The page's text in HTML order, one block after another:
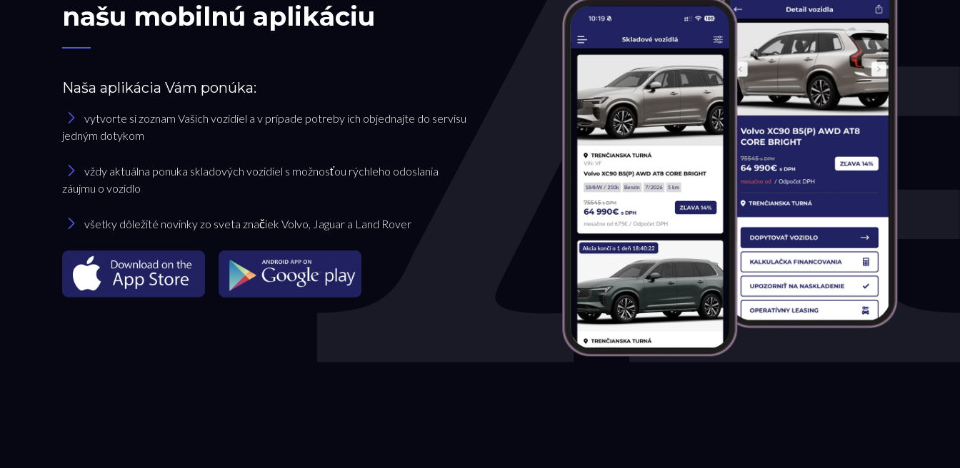
našu mobilnú aplikáciu
Naša aplikácia Vám ponúka:
vytvorte si zoznam Vašich vozidiel a v prípade potreby ich objednajte do servisu
jedným dotykom
vždy aktuálna ponuka skladových vozidiel s možnosťou rýchleho odoslania
záujmu o vozidlo
všetky dôležité novinky zo sveta značiek Volvo, Jaguar a Land Rover